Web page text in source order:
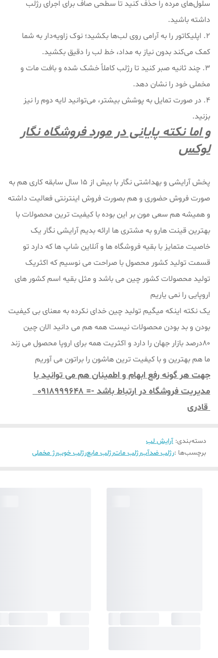
سلول‌های مرده را حذف کنید تا سطحی صاف برای اجرای رژلب
داشته باشید.
۲. اپلیکاتور را به آرامی روی لب‌ها بکشید؛ نوک زاویه‌دار به شما
کمک می‌کند بدون نیاز به مداد، خط لب را دقیق بکشید.
۳. چند ثانیه صبر کنید تا رژلب کاملاً خشک شده و بافت مات و
مخملی خود را نشان دهد.
۴. در صورت تمایل به پوشش بیشتر، می‌توانید لایه دوم را نیز
بزنید.
و اما نکته پایانی در مورد فروشگاه نگار
لوکس
پخش آرایشی و بهداشتی نگار با بیش از 15 سال سابقه کاری هم به
صورت فروش حضوری و هم بصورت فروش اینترنتی فعالیت داشته
و همیشه هم سعی مون بر این بوده با کیفیت ترین محصولات با
بهترین قینت هارو به مشتری ها ارائه بدیم آرایشی نگار یک
خاصیت متمایز با بقیه فروشگاه ها و آنلاین شاپ ها که دارد تو
قسمت تولید کشور محصول با صراحت می نوسیم که اکثریک
تولید محصولات کشور چین می باشد و مثل بقیه اسم کشور های
اروپایی را نمی یاریم
یک نکته اینکه میگیم تولید چین خدای نکرده به معنای بی کیفیت
بودن و بد بودن محصولات نیست همه هم می دانید الان چین
80درصد بازار جهان را دارد و اکثریت همه برای اروپا محصول می زند
ما هم بهترین و با کیفیت ترین هاشون را براتون می آوریم
جهت هر گونه رفع ابهام و اطمینان هم می توانید با
مدیریت فروشگاه در ارتباط باشد -= 0918999648
قادری
دسته‌بندی: آرایش لب
برچسب‌ها :رژلب ضدآبرژلب ماترژلب مایعرژلب خوبرژ مخملی